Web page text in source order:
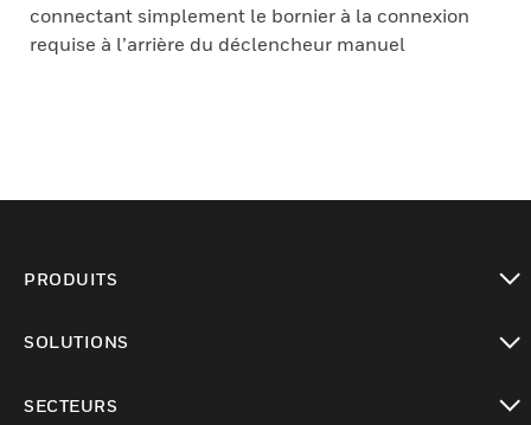
connectant simplement le bornier à la connexion
requise à l’arrière du déclencheur manuel
PRODUITS
SOLUTIONS
SECTEURS